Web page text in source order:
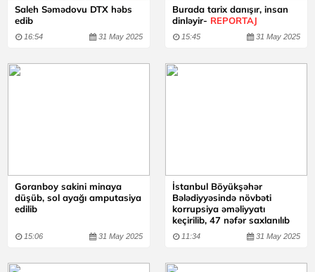
Saleh Səmədovu DTX həbs
edib
16:54 31 May 2025
Burada tarix danışır, insan
dinləyir- REPORTAJ
15:45 31 May 2025
Goranboy sakini minaya
düşüb, sol ayağı amputasiya
edilib
15:06 31 May 2025
İstanbul Böyükşəhər
Bələdiyyəsində növbəti
korrupsiya əməliyyatı
keçirilib, 47 nəfər saxlanılıb
11:34 31 May 2025